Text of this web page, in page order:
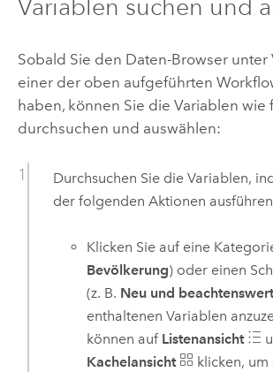
Variablen suchen und
Sobald Sie den Daten-Browser
einer der oben aufgeführten
haben, können Sie die Variablen wie
durchsuchen und auswählen:
Durchsuchen Sie die Variablen,
der folgenden Aktionen
Klicken Sie auf eine
Bevölkerung) oder einen
(z. B. Neu und
enthaltenen Variablen
können auf Listenansicht
Kachelansicht
klicken,